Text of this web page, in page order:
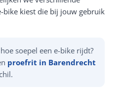
bike kiest die bij jouw gebruik
soepel een e-bike rijdt?
proefrit in Barendrecht